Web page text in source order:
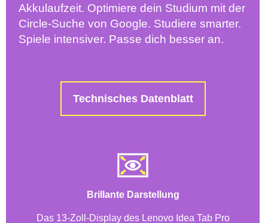
Akkulaufzeit. Optimiere dein Studium mit der
Circle-Suche von Google. Studiere smarter.
Spiele intensiver. Passe dich besser an.
Technisches Datenblatt
Brillante Darstellung
Das 13-Zoll-Display des Lenovo Idea Tab Pro